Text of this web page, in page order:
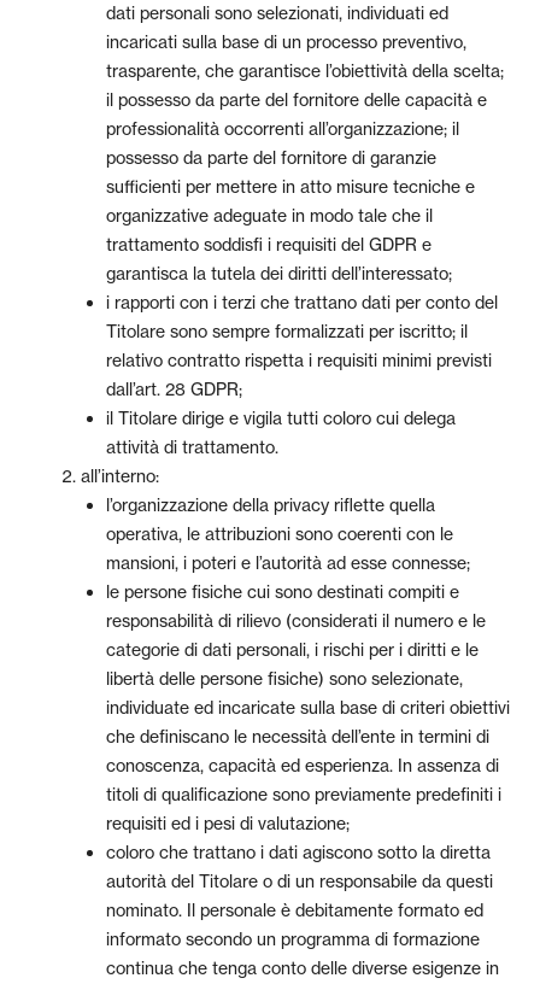
dati personali sono selezionati, individuati ed
incaricati sulla base di un processo preventivo,
trasparente, che garantisce l’obiettività della scelta;
il possesso da parte del fornitore delle capacità e
professionalità occorrenti all’organizzazione; il
possesso da parte del fornitore di garanzie
sufficienti per mettere in atto misure tecniche e
organizzative adeguate in modo tale che il
trattamento soddisfi i requisiti del GDPR e
garantisca la tutela dei diritti dell’interessato;
i rapporti con i terzi che trattano dati per conto del
Titolare sono sempre formalizzati per iscritto; il
relativo contratto rispetta i requisiti minimi previsti
dall’art. 28 GDPR;
il Titolare dirige e vigila tutti coloro cui delega
attività di trattamento.
all’interno:
l’organizzazione della privacy riflette quella
operativa, le attribuzioni sono coerenti con le
mansioni, i poteri e l’autorità ad esse connesse;
le persone fisiche cui sono destinati compiti e
responsabilità di rilievo (considerati il numero e le
categorie di dati personali, i rischi per i diritti e le
libertà delle persone fisiche) sono selezionate,
individuate ed incaricate sulla base di criteri obiettivi
che definiscano le necessità dell’ente in termini di
conoscenza, capacità ed esperienza. In assenza di
titoli di qualificazione sono previamente predefiniti i
requisiti ed i pesi di valutazione;
coloro che trattano i dati agiscono sotto la diretta
autorità del Titolare o di un responsabile da questi
nominato. Il personale è debitamente formato ed
informato secondo un programma di formazione
continua che tenga conto delle diverse esigenze in